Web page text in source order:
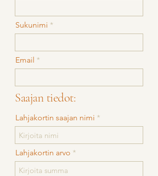
Sukunimi
Email
Saajan tiedot:
Lahjakortin saajan nimi
Lahjakortin arvo